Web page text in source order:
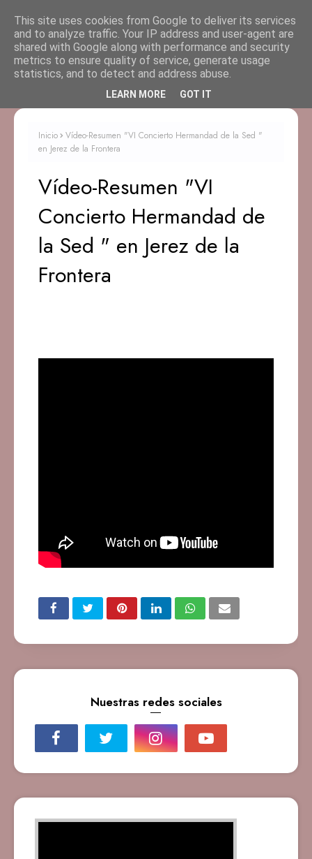
Inicio
Vídeo-Resumen "VI Concierto Hermandad de la Sed "
en Jerez de la Frontera
Vídeo-Resumen "VI
Concierto Hermandad de
la Sed " en Jerez de la
Frontera
Nuestras redes sociales
This site uses cookies from Google to deliver its services
and to analyze traffic. Your IP address and user-agent are
shared with Google along with performance and security
metrics to ensure quality of service, generate usage
statistics, and to detect and address abuse.
LEARN MORE GOT IT